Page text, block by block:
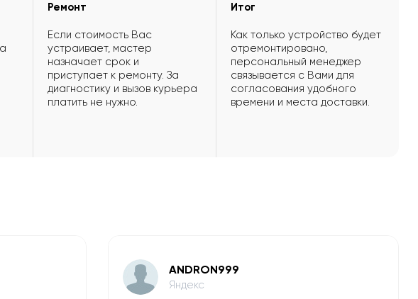
Ремонт
Если стоимость Вас
устраивает, мастер
назначает срок и
приступает к ремонту. За
диагностику и вызов курьера
платить не нужно.
Итог
Как только устройство будет
отремонтировано,
персональный менеджер
связывается с Вами для
согласования удобного
времени и места доставки.
ANDRON999
Яндекс